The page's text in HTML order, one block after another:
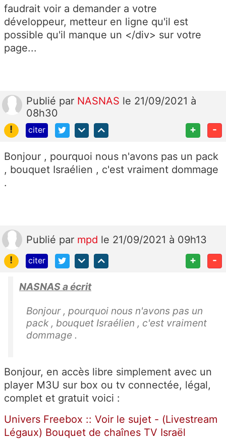
faudrait voir a demander a votre
développeur, metteur en ligne qu'il est
possible qu'il manque un </div> sur votre
page...
Publié par NASNAS le 21/09/2021 à
08h30
!
citer + -
Bonjour , pourquoi nous n'avons pas un pack
, bouquet Israélien , c'est vraiment dommage
.
Publié par mpd le 21/09/2021 à 09h13
!
citer + -
NASNAS a écrit
Bonjour , pourquoi nous n'avons pas un
pack , bouquet Israélien , c'est vraiment
dommage .
Bonjour, en accès libre simplement avec un
player M3U sur box ou tv connectée, légal,
complet et gratuit voici :
Univers Freebox :: Voir le sujet - (Livestream
Légaux) Bouquet de chaînes TV Israël